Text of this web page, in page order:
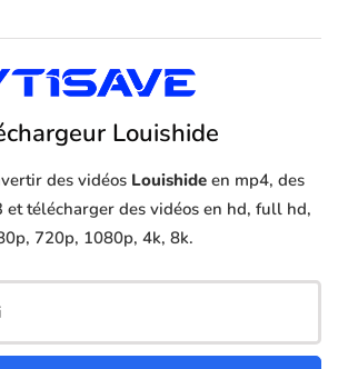
Louishide
des vidéos Louishide en mp4, des
et télécharger des vidéos en hd, full hd,
720p, 1080p, 4k, 8k.